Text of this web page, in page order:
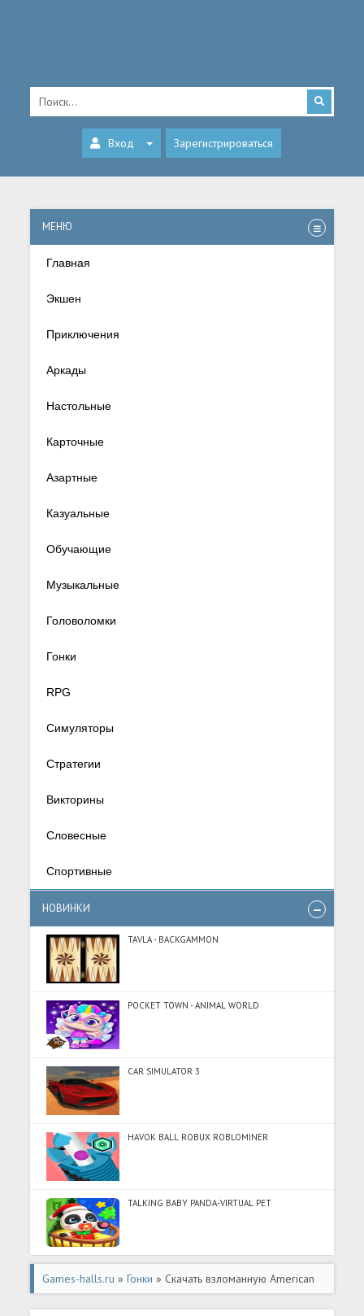
Вход Зарегистрироваться
МЕНЮ
Главная
Экшен
Приключения
Аркады
Настольные
Карточные
Азартные
Казуальные
Обучающие
Музыкальные
Головоломки
Гонки
RPG
Симуляторы
Стратегии
Викторины
Словесные
Спортивные
НОВИНКИ
TAVLA - BACKGAMMON
POCKET TOWN - ANIMAL WORLD
CAR SIMULATOR 3
HAVOK BALL ROBUX ROBLOMINER
TALKING BABY PANDA-VIRTUAL PET
Games-halls.ru »Гонки » Скачать взломанную American
Muscle Car Racing (Американская гоночная машина )